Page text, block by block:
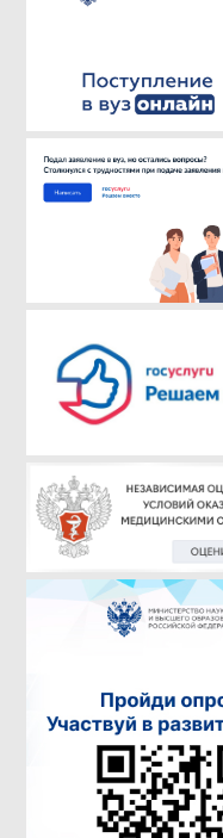
Даю согласие на
Продолжая
и версия Браузера;
Браузер; какие
проведения
(требование ФЗ